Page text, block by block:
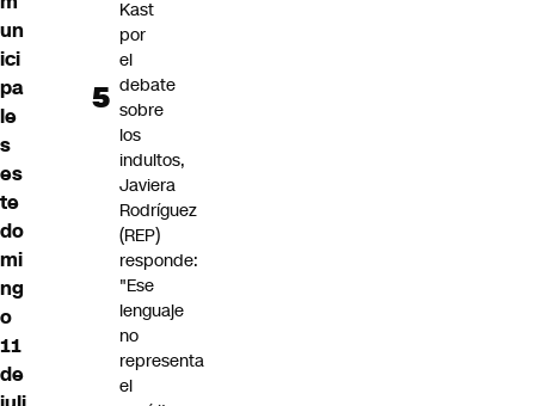
un
ici
pa
le
s
es
te
do
mi
ng
o
11
de
Kast
por
el
debate
sobre
los
indultos,
Javiera
Rodríguez
(REP)
responde:
"Ese
lenguaje
no
representa
el